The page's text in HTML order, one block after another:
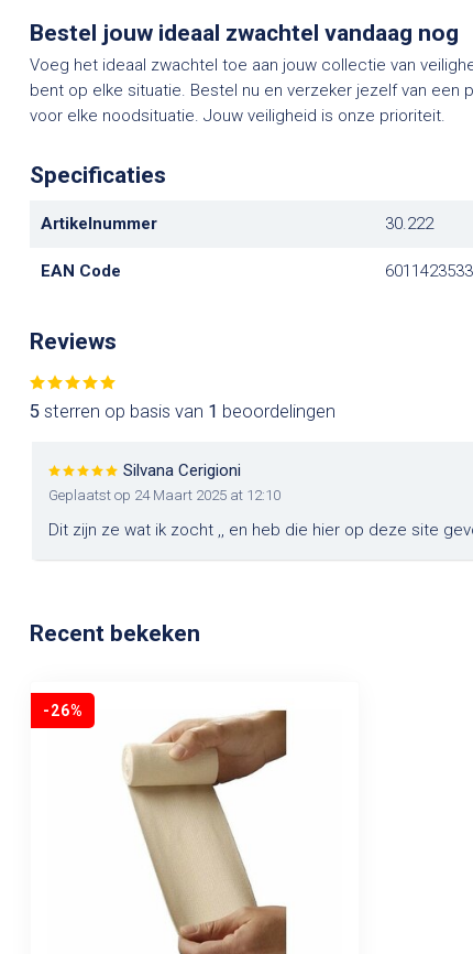
Bestel jouw ideaal zwachtel vandaag nog
Voeg het ideaal zwachtel toe aan jouw collectie van
bent op elke situatie. Bestel nu en verzeker jezelf van
voor elke noodsituatie. Jouw veiligheid is onze prioriteit.
Specificaties
Artikelnummer 30.222
EAN Code
Reviews
5 sterren op basis van 1 beoordelingen
Silvana Cerigioni
Geplaatst op 24 Maart 2025 at 12:10
Dit zijn ze wat ik zocht ,, en heb die hier op deze site
Recent bekeken
-26%